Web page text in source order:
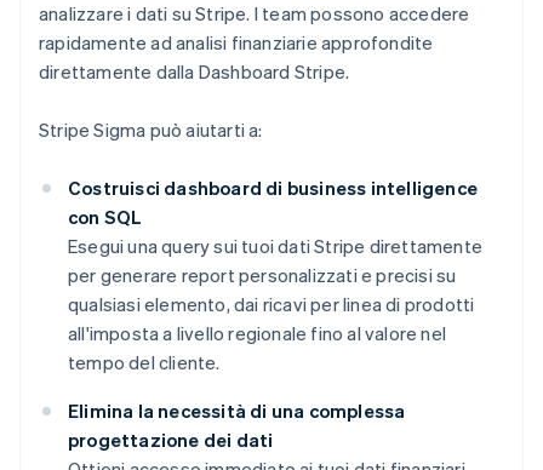
analizzare i dati su Stripe. I team possono accedere
rapidamente ad analisi finanziarie approfondite
direttamente dalla Dashboard Stripe.
Stripe Sigma può aiutarti a:
Costruisci dashboard di business intelligence
con SQL
Esegui una query sui tuoi dati Stripe direttamente
per generare report personalizzati e precisi su
qualsiasi elemento, dai ricavi per linea di prodotti
all'imposta a livello regionale fino al valore nel
tempo del cliente.
Elimina la necessità di una complessa
progettazione dei dati